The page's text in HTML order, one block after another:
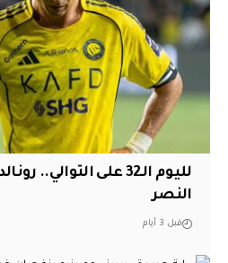
لليوم الـ32 على
النصر
قبل 3 أيام